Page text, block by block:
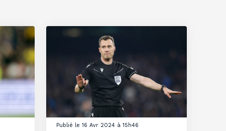
Publié le 16 Avr 2024 à 15h46